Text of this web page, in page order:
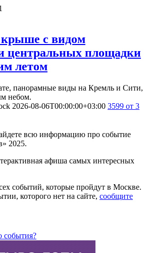
с видом
центральных площадки
летом
панорамные виды на Кремль и Сити,
небом.
2026-08-06T00:00:00+03:00 3599 от 3
всю информацию про событие
2025.
афиша самых интересных
событий, которые пройдут в Москве.
которого нет на сайте, сообщите
события?